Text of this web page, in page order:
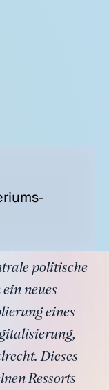
politische
neues
eines
Dieses
Ressorts